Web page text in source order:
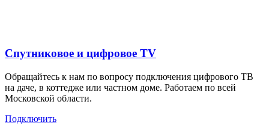
Спутниковое и цифровое TV
Обращайтесь к нам по вопросу подключения цифрового ТВ
на даче, в коттедже или частном доме. Работаем по всей
Московской области.
Подключить